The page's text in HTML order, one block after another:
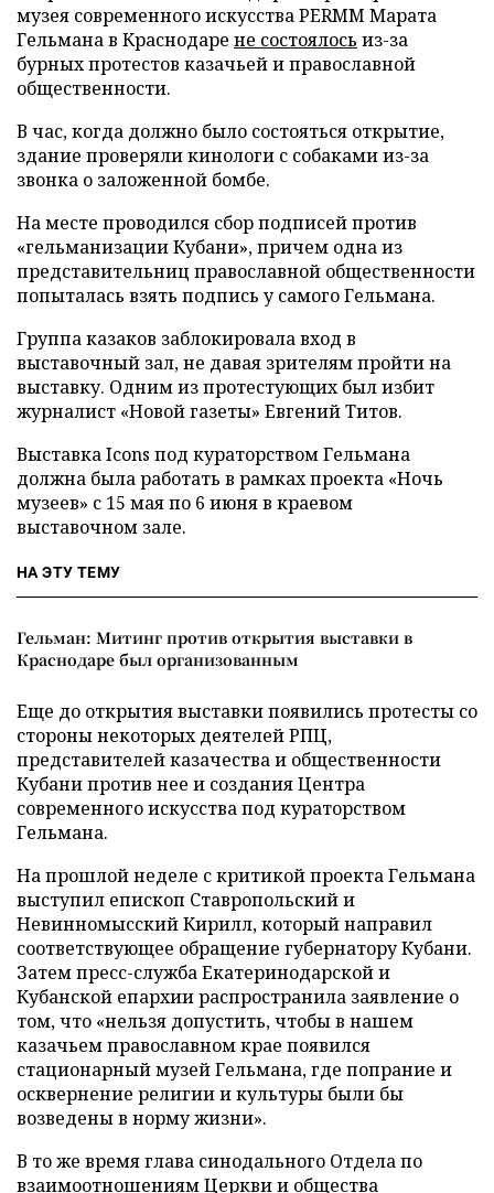
музея современного искусства PERMM Марата
Гельмана в Краснодаре не состоялось из-за
бурных протестов казачьей и православной
общественности.
В час, когда должно было состояться открытие,
здание проверяли кинологи с собаками из-за
звонка о заложенной бомбе.
На месте проводился сбор подписей против
«гельманизации Кубани», причем одна из
представительниц православной общественности
попыталась взять подпись у самого Гельмана.
Группа казаков заблокировала вход в
выставочный зал, не давая зрителям пройти на
выставку. Одним из протестующих был избит
журналист «Новой газеты» Евгений Титов.
Выставка Icons под кураторством Гельмана
должна была работать в рамках проекта «Ночь
музеев» с 15 мая по 6 июня в краевом
выставочном зале.
НА ЭТУ ТЕМУ
Гельман: Митинг против открытия выставки в
Краснодаре был организованным
Еще до открытия выставки появились протесты со
стороны некоторых деятелей РПЦ,
представителей казачества и общественности
Кубани против нее и создания Центра
современного искусства под кураторством
Гельмана.
На прошлой неделе с критикой проекта Гельмана
выступил епископ Ставропольский и
Невинномысский Кирилл, который направил
соответствующее обращение губернатору Кубани.
Затем пресс-служба Екатеринодарской и
Кубанской епархии распространила заявление о
том, что «нельзя допустить, чтобы в нашем
казачьем православном крае появился
стационарный музей Гельмана, где попрание и
осквернение религии и культуры были бы
возведены в норму жизни».
В то же время глава синодального Отдела по
взаимоотношениям Церкви и общества